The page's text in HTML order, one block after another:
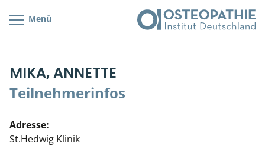
Menü
MIKA, ANNETTE
Teilnehmerinfos
Adresse:
St.Hedwig Klinik
Cranial/Neurale Osteopathie
Parietale Osteopathie
Viszerale Osteopathie
Bonus-Programm
Veranstaltungsticket DB
Wissenswertes
Teilnehmerliste
Stellenbörse
Soziales Engagement